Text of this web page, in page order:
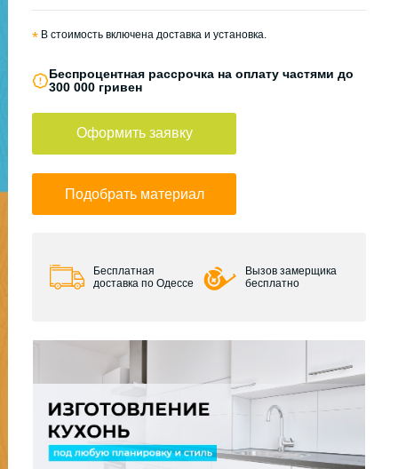
* В стоимость включена доставка и установка.
Беспроцентная рассрочка на оплату частями до
300 000 гривен
Оформить заявку
Подобрать материал
Бесплатная
доставка по Одессе
Вызов замерщика
бесплатно